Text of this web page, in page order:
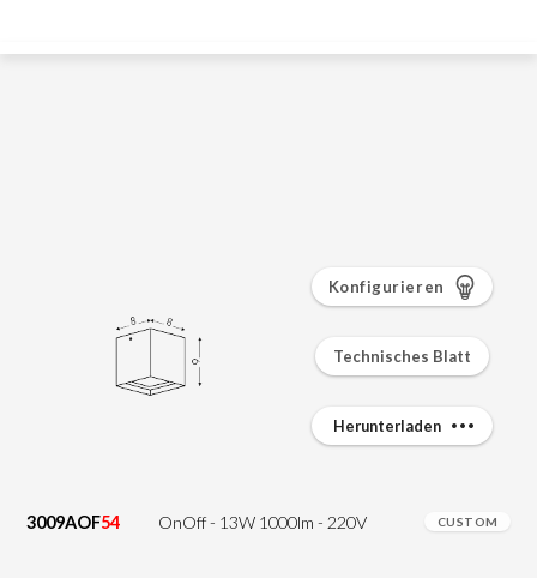
3009AOF54 OnOff - 13W 1000lm - 220V CUSTOM
Konfigurieren
Technisches Blatt
Herunterladen